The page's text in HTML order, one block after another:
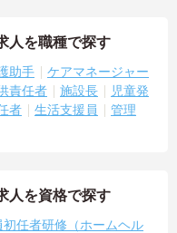
援に取り組めます
人を職種で探す
助手
ケアマネージャー
責任者 施設長
児童発
者 生活支援員
管理
人を資格で探す
初任者研修（ホームヘル